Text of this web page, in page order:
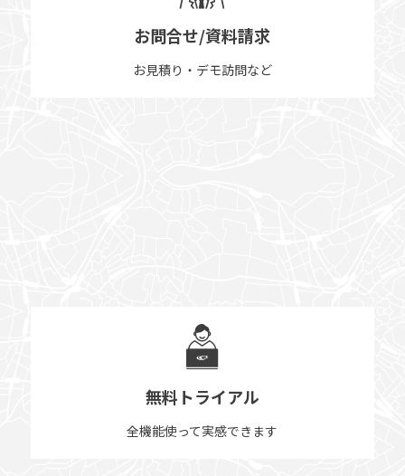
お問合せ/資料請求
お見積り・デモ訪問など
無料トライアル
全機能使って実感できます